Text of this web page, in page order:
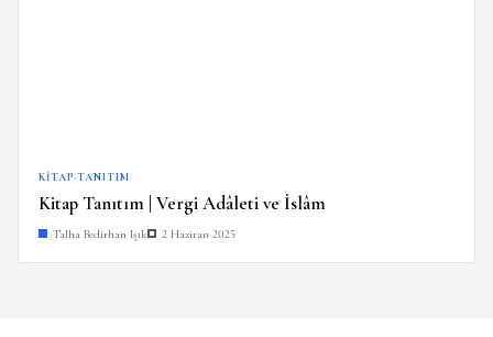
KITAP-TANITIM
Kitap Tanıtım | Vergi Adâleti ve İslâm
Talha Bedirhan Işık 2 Haziran 2025